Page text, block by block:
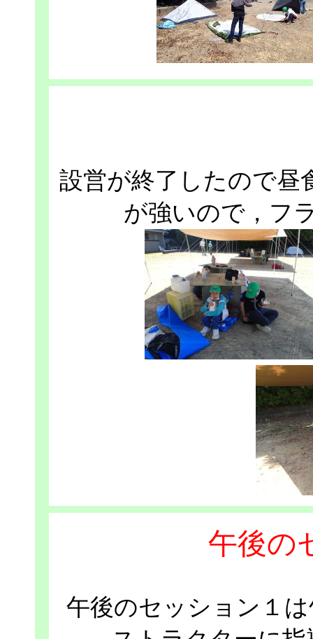
設営が終了したので昼
が強いので，フ
午後の
午後のセッション１